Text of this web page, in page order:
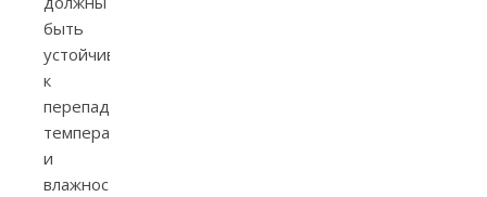
быть
устойчивыми
к
перепадам
температуры
и
влажности.